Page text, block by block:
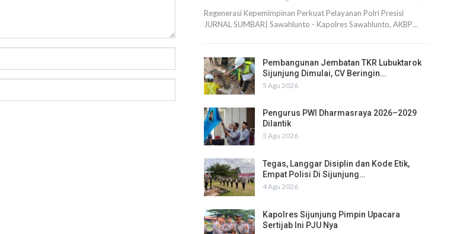
Regenerasi Kepemimpinan Perkuat Pelayanan Polri Presisi
JURNAL SUMBAR| Sawahlunto - Kapolres Sawahlunto, AKBP…
Pembangunan Jembatan TKR Lubuktarok
Sijunjung Dimulai, CV Beringin…
5 Agu 2026
Pengurus PWI Dharmasraya 2026–2029
Dilantik
5 Agu 2026
Tegas, Langgar Disiplin dan Kode Etik,
Empat Polisi Di Sijunjung…
4 Agu 2026
Kapolres Sijunjung Pimpin Upacara
Sertijab Ini PJU Nya